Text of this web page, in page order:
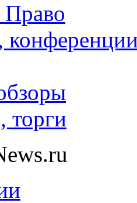
торги